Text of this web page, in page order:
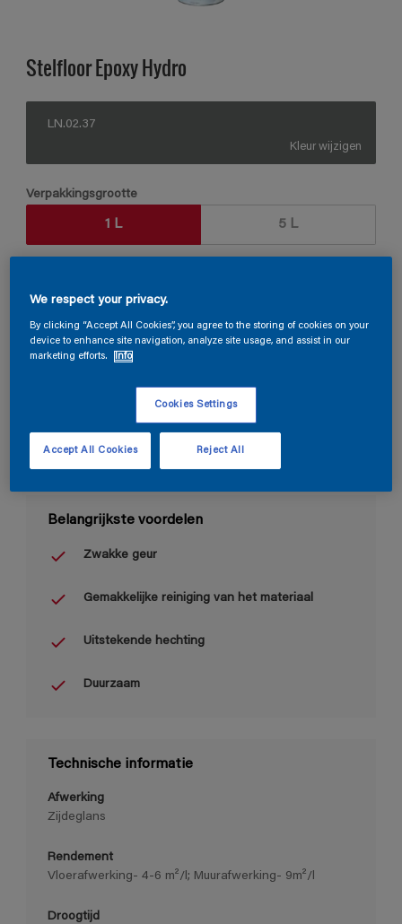
Stelfloor Epoxy Hydro
LN.02.37
Kleur wijzigen
Verpakkingsgrootte
1 L 5 L
Belangrijkste voordelen
Zwakke geur
Gemakkelijke reiniging van het materiaal
Uitstekende hechting
Duurzaam
Technische informatie
Afwerking
Zijdeglans
Rendement
Vloerafwerking- 4-6 m²/l; Muurafwerking- 9m²/l
Droogtijd
We respect your privacy.
By clicking “Accept All Cookies”, you agree to the storing of cookies on your
device to enhance site navigation, analyze site usage, and assist in our
marketing efforts.
Info
Cookies Settings
Reject All
Accept All Cookies